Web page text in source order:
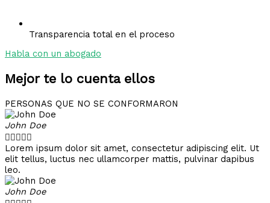
Transparencia total en el proceso
Habla con un abogado
Mejor te lo cuenta ellos
PERSONAS QUE NO SE CONFORMARON
John Doe

Lorem ipsum dolor sit amet, consectetur adipiscing elit. Ut
elit tellus, luctus nec ullamcorper mattis, pulvinar dapibus
leo.
John Doe